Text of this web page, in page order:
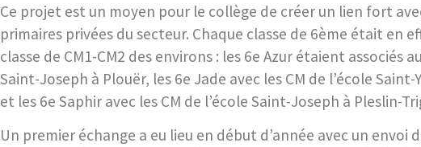
Ce projet est un moyen pour le collège de créer un lien fort
primaires privées du secteur. Chaque classe de 6ème était en
classe de CM1-CM2 des environs : les 6e Azur étaient associés
Saint-Joseph à Plouër, les 6e Jade avec les CM de l’école Saint-
et les 6e Saphir avec les CM de l’école Saint-Joseph à Pleslin-
Un premier échange a eu lieu en début d’année avec un envoi